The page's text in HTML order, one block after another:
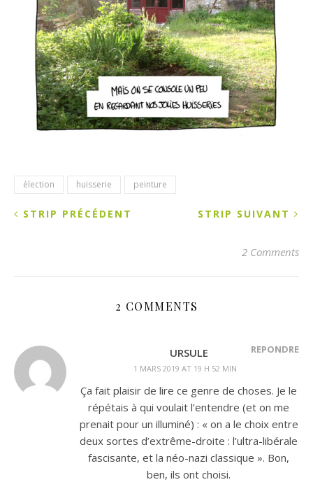
élection huisserie peinture
STRIP SUIVANT
STRIP PRÉCÉDENT
2 Comments
2 COMMENTS
URSULE
1 MARS 2019 AT 19 H 52 MIN
RÉPONDRE
Ça fait plaisir de lire ce genre de choses. Je le
répétais à qui voulait l’entendre (et on me
prenait pour un illuminé) : « on a le choix entre
deux sortes d’extrême-droite : l’ultra-libérale
fascisante, et la néo-nazi classique ». Bon,
ben, ils ont choisi.